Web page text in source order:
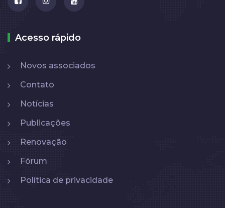
Acesso rápido
Novos associados
Contato
Notícias
Publicações
Renovação
Fórum
Política de privacidade